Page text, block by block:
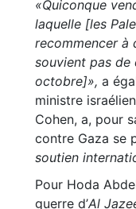
«Quiconque
laquelle [les
recommencer à
souvient pas de
octobre]», a
ministre
Cohen, a, pour
contre Gaza se
soutien
Pour Hoda
guerre d’Al